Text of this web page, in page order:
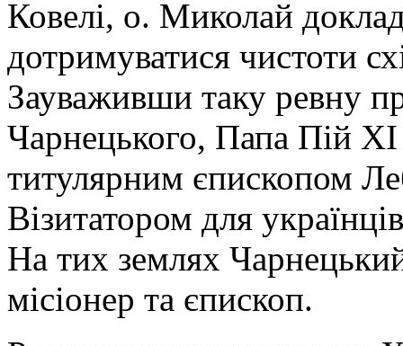
Ковелі, о. Миколай
дотримуватися чистоти
Зауваживши таку ревну
Чарнецького, Папа Пій
титулярним єпископом
Візитатором для
На тих землях
місіонер та єпископ.